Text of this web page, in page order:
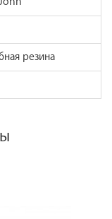
резина